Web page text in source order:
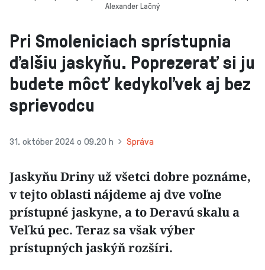
Pri Smoleniciach sprístupnia
ďalšiu jaskyňu. Poprezerať si ju
budete môcť kedykoľvek aj bez
sprievodcu
31. október 2024 o 09.20 h Správa
Jaskyňu Driny už všetci dobre poznáme,
v tejto oblasti nájdeme aj dve voľne
prístupné jaskyne, a to Deravú skalu a
Veľkú pec. Teraz sa však výber
prístupných jaskýň rozšíri.
Alexander Lačný